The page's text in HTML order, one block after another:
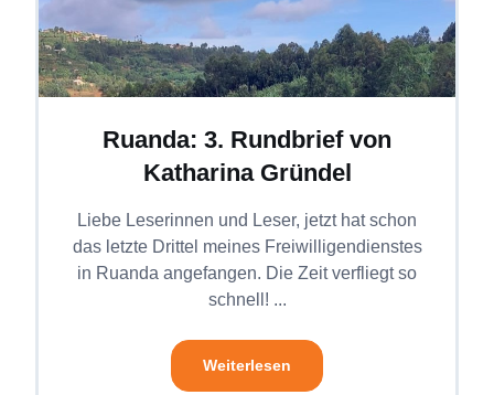
Ruanda: 3. Rundbrief von
Katharina Gründel
Liebe Leserinnen und Leser, jetzt hat schon
das letzte Drittel meines Freiwilligendienstes
in Ruanda angefangen. Die Zeit verfliegt so
schnell! ...
Weiterlesen